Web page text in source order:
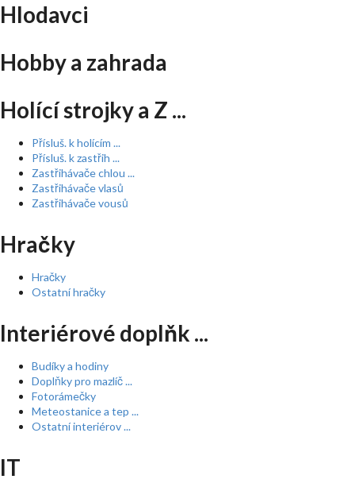
Hlodavci
Hobby a zahrada
Holící strojky a Z ...
Přísluš. k holícím ...
Přísluš. k zastřih ...
Zastřihávače chlou ...
Zastřihávače vlasů
Zastřihávače vousů
Hračky
Hračky
Ostatní hračky
Interiérové doplňk ...
Budíky a hodiny
Doplňky pro mazlíč ...
Fotorámečky
Meteostanice a tep ...
Ostatní interiérov ...
IT